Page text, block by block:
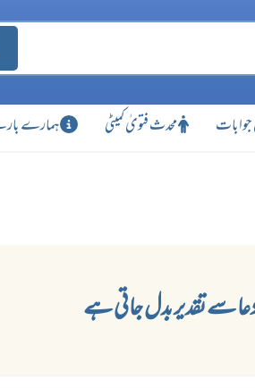
محدث فتویٰ کمیٹی ہمارے